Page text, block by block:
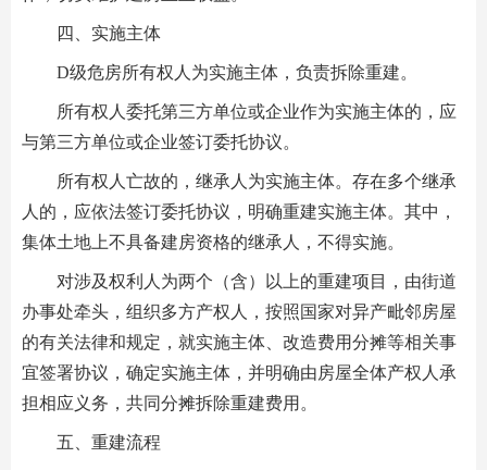
四、实施主体
D级危房所有权人为实施主体，负责拆除重建。
所有权人委托第三方单位或企业作为实施主体的，应
与第三方单位或企业签订委托协议。
所有权人亡故的，继承人为实施主体。存在多个继承
人的，应依法签订委托协议，明确重建实施主体。其中，
集体土地上不具备建房资格的继承人，不得实施。
对涉及权利人为两个（含）以上的重建项目，由街道
办事处牵头，组织多方产权人，按照国家对异产毗邻房屋
的有关法律和规定，就实施主体、改造费用分摊等相关事
宜签署协议，确定实施主体，并明确由房屋全体产权人承
担相应义务，共同分摊拆除重建费用。
五、重建流程